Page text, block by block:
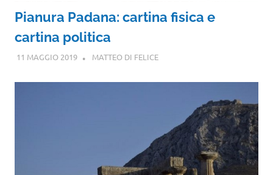
Pianura Padana: cartina fisica e
cartina politica
11 MAGGIO 2019 MATTEO DI FELICE